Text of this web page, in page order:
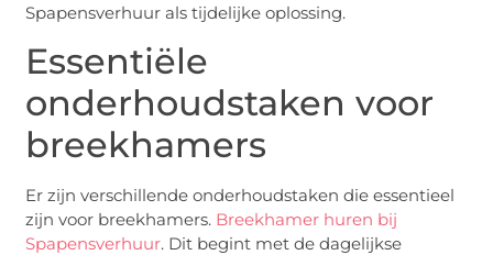
Spapensverhuur als tijdelijke oplossing.
Essentiële
onderhoudstaken voor
breekhamers
Er zijn verschillende onderhoudstaken die essentieel
zijn voor breekhamers. Breekhamer huren bij
Spapensverhuur. Dit begint met de dagelijkse